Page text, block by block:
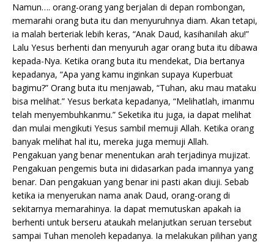
Namun…. orang-orang yang berjalan di depan rombongan,
memarahi orang buta itu dan menyuruhnya diam. Akan tetapi,
ia malah berteriak lebih keras, “Anak Daud, kasihanilah aku!”
Lalu Yesus berhenti dan menyuruh agar orang buta itu dibawa
kepada-Nya. Ketika orang buta itu mendekat, Dia bertanya
kepadanya, “Apa yang kamu inginkan supaya Kuperbuat
bagimu?” Orang buta itu menjawab, “Tuhan, aku mau mataku
bisa melihat.” Yesus berkata kepadanya, “Melihatlah, imanmu
telah menyembuhkanmu.” Seketika itu juga, ia dapat melihat
dan mulai mengikuti Yesus sambil memuji Allah. Ketika orang
banyak melihat hal itu, mereka juga memuji Allah.
Pengakuan yang benar menentukan arah terjadinya mujizat.
Pengakuan pengemis buta ini didasarkan pada imannya yang
benar. Dan pengakuan yang benar ini pasti akan diuji. Sebab
ketika ia menyerukan nama anak Daud, orang-orang di
sekitarnya memarahinya. Ia dapat memutuskan apakah ia
berhenti untuk berseru ataukah melanjutkan seruan tersebut
sampai Tuhan menoleh kepadanya. Ia melakukan pilihan yang